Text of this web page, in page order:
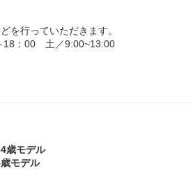
を行っていただきます。
18：00 土／9:00~13:00
歳モデル
モデル